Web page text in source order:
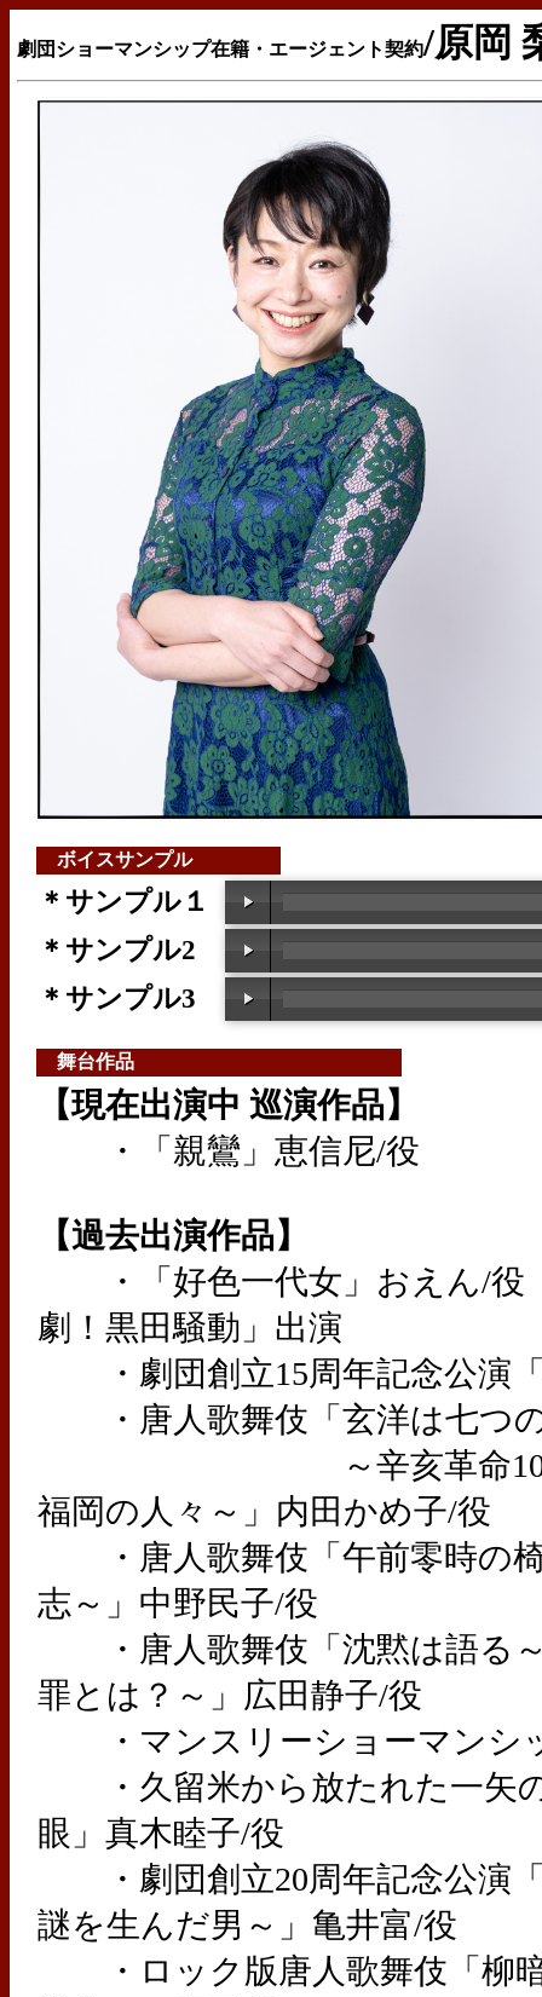
劇団ショーマンシップ在籍・エージェント契約/原岡
ボイスサンプル
＊サンプル１
＊サンプル2
＊サンプル3
舞台作品
【現在出演中 巡演作品】
・「親鸞」恵信尼/役
【過去出演作品】
・「好色一代女」おえん/
劇！黒田騒動」出演
・劇団創立15周年記念公演
・唐人歌舞伎「玄洋は七つ
～辛亥革命100周年
福岡の人々～」内田かめ子/役
・唐人歌舞伎「午前零時の
志～」中野民子/役
・唐人歌舞伎「沈黙は語る
罪とは？～」広田静子/役
・マンスリーショーマンシ
・久留米から放たれた一矢
眼」真木睦子/役
・劇団創立20周年記念公演
謎を生んだ男～」亀井富/役
・ロック版唐人歌舞伎「柳